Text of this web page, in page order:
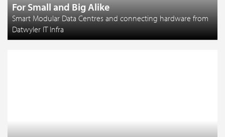
For Small and Big Alike
Smart Modular Data Centres and connecting hardware from
Datwyler IT Infra